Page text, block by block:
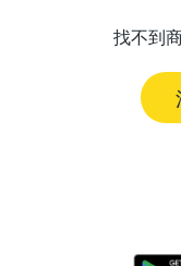
找不到